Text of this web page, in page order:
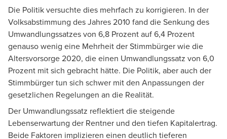
Die Politik versuchte dies mehrfach zu korrigieren. In der
Volksabstimmung des Jahres 2010 fand die Senkung des
Umwandlungssatzes von 6,8 Prozent auf 6,4 Prozent
genauso wenig eine Mehrheit der Stimmbürger wie die
Altersvorsorge 2020, die einen Umwandlungssatz von 6,0
Prozent mit sich gebracht hätte. Die Politik, aber auch der
Stimmbürger tun sich schwer mit den Anpassungen der
gesetzlichen Regelungen an die Realität.
Der Umwandlungssatz reflektiert die steigende
Lebenserwartung der Rentner und den tiefen Kapitalertrag.
Beide Faktoren implizieren einen deutlich tieferen